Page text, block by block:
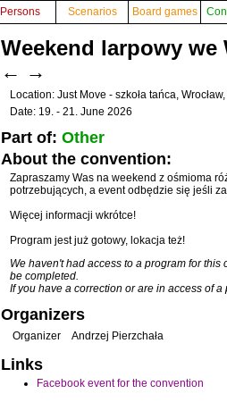
Persons Scenarios Board games
Weekend larpowy we
← →
Location: Just Move - szkoła tańca,
Date: 19. - 21. June 2026
Part of: Other
About the convention:
Zapraszamy Was na weekend z ośmioma
potrzebujących, a event odbędzie się jeśli
Więcej informacji wkrótce!
Program jest już gotowy, lokacja też!
We haven't had access to a program for
be completed.
If you have a correction or are in access of
Organizers
Organizer Andrzej Pierzchała
Links
Facebook event for the convention